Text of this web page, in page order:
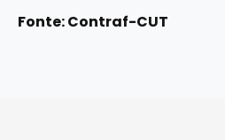
Fonte: Contraf-CUT